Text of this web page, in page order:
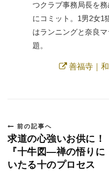
つクラブ事務局長を
にコミット。1男2女1
はランニングと奈良
題。
善福寺｜
前の記事へ
求道の心強いお供に！
『十牛図―禅の悟りに
いたる十のプロセス